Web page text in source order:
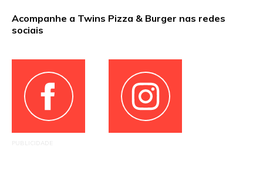
Acompanhe a Twins Pizza & Burger nas redes
sociais
PUBLICIDADE